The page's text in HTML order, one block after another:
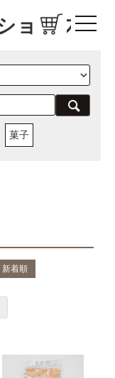
ョップ
菓子
新着順